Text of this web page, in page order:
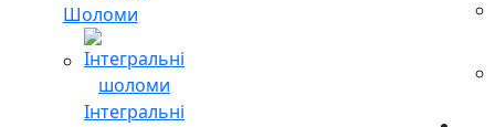
Шоломи
Інтегральні